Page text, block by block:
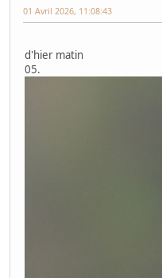
01 Avril 2026, 11:08:43
d'hier matin
05.